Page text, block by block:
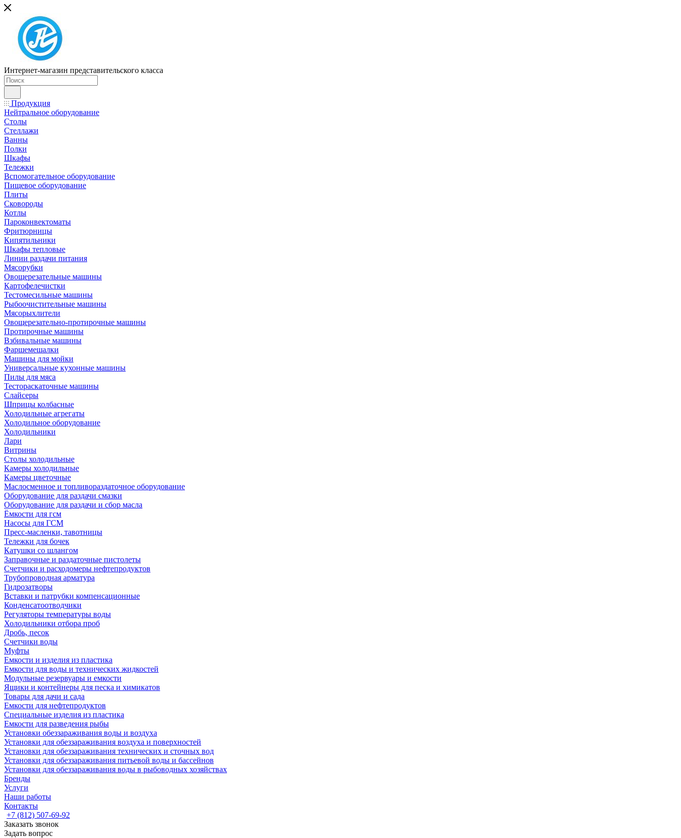
Интернет-магазин представительского класса
Продукция
Нейтральное оборудование
Столы
Стеллажи
Ванны
Полки
Шкафы
Тележки
Вспомогательное оборудование
Пищевое оборудование
Плиты
Сковороды
Котлы
Пароконвектоматы
Фритюрницы
Кипятильники
Шкафы тепловые
Линии раздачи питания
Мясорубки
Овощерезательные машины
Картофелечистки
Тестомесильные машины
Рыбоочистительные машины
Мясорыхлители
Овощерезательно-протирочные машины
Протирочные машины
Взбивальные машины
Фаршемешалки
Машины для мойки
Универсальные кухонные машины
Пилы для мяса
Тестораскаточные машины
Слайсеры
Шприцы колбасные
Холодильные агрегаты
Холодильное оборудование
Холодильники
Лари
Витрины
Столы холодильные
Камеры холодильные
Камеры цветочные
Маслосменное и топливораздаточное оборудование
Оборудование для раздачи смазки
Оборудование для раздачи и сбор масла
Ёмкости для гсм
Насосы для ГСМ
Пресс-масленки, тавотницы
Тележки для бочек
Катушки со шлангом
Заправочные и раздаточные пистолеты
Счетчики и расходомеры нефтепродуктов
Трубопроводная арматура
Гидрозатворы
Вставки и патрубки компенсационные
Конденсатоотводчики
Регуляторы температуры воды
Холодильники отбора проб
Дробь, песок
Счетчики воды
Муфты
Емкости и изделия из пластика
Емкости для воды и технических жидкостей
Модульные резервуары и емкости
Ящики и контейнеры для песка и химикатов
Товары для дачи и сада
Емкости для нефтепродуктов
Специальные изделия из пластика
Емкости для разведения рыбы
Установки обеззараживания воды и воздуха
Установки для обеззараживания воздуха и поверхностей
Установки для обеззараживания технических и сточных вод
Установки для обеззараживания питьевой воды и бассейнов
Установки для обеззараживания воды в рыбоводных хозяйствах
Бренды
Услуги
Наши работы
Контакты
+7 (812) 507-69-92
Заказать звонок
Задать вопрос